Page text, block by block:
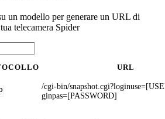
un modello per generare un URL di
telecamera Spider
URL
/cgi-bin/
ginpas=[PASSWORD]